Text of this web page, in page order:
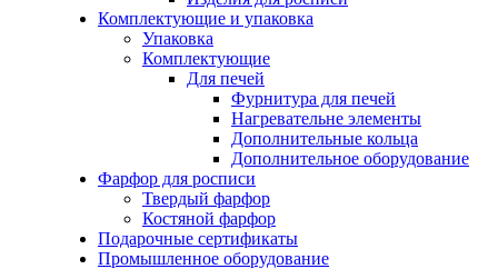
Комплектующие и упаковка
Упаковка
Комплектующие
Для печей
Фурнитура для печей
Нагревательне элементы
Дополнительные кольца
Дополнительное оборудование
Фарфор для росписи
Твердый фарфор
Костяной фарфор
Подарочные сертификаты
Промышленное оборудование